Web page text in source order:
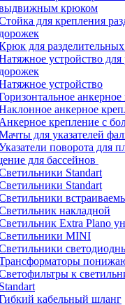
крюком
для крепления
дорожек
для
устройство для
дорожек
устройство
анкерное
Анкерное крепление с
для указателей
поворота для
для бассейнов
Standart
Standart
накладной
Extra Plano
MINI
к
Standart
кабельный шланг